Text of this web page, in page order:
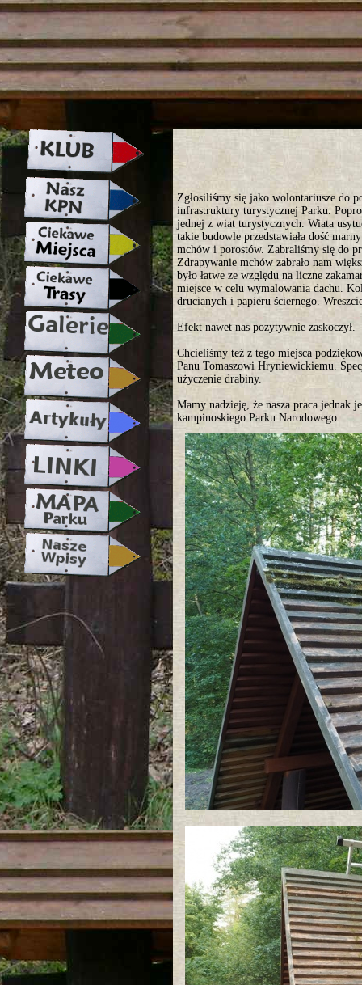
strona w naprawie zapraszamy
Zgłosiliśmy się jako wolontariusze do
infrastruktury turystycznej Parku.
jednej z wiat turystycznych. Wiata
takie budowle przedstawiała dość
mchów i porostów. Zabraliśmy się do
Zdrapywanie mchów zabrało nam
było łatwe ze względu na liczne
miejsce w celu wymalowania dachu.
drucianych i papieru ściernego.
Efekt nawet nas pozytywnie zaskoczył.
Chcieliśmy też z tego miejsca
Panu Tomaszowi Hryniewickiemu.
użyczenie drabiny.
Mamy nadzieję, że nasza praca jednak
kampinoskiego Parku Narodowego.